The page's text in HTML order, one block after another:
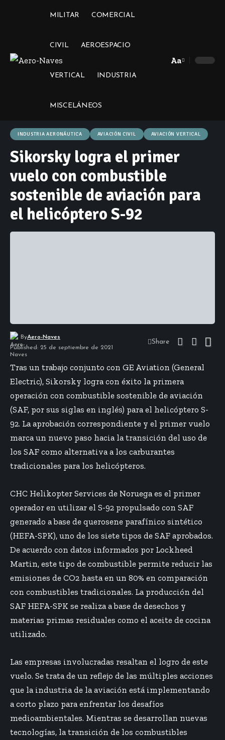
MILITAR COMERCIAL
CIVIL AEROESPACIO
VERTICAL INDUSTRIA
MISCELÁNEOS
Font
Aa
INDUSTRIA AERONÁUTICA AVIACIÓN CIVIL AVIACIÓN VERTICAL
Sikorsky logra el primer
vuelo con combustible
sostenible de aviación para
el helicóptero S-92
ByAero-Naves
Published: 25 de septiembre de 2021
Share
Tras un trabajo conjunto con GE Aviation (General
Electric), Sikorsky logra con éxito la primera
operación con combustible sostenible de aviación
(SAF, por sus siglas en inglés) para el helicóptero S-
92. La aprobación correspondiente y el primer vuelo
marca un nuevo paso hacia la transición del uso de
los SAF como alternativa a los carburantes
tradicionales para los helicópteros.
CHC Helikopter Services de Noruega es el primer
operador en utilizar el S-92 propulsado con SAF
generado a base de querosene parafínico sintético
(HEFA-SPK), uno de los siete tipos de SAF aprobados.
De acuerdo con datos informados por Lockheed
Martin, este tipo de combustible permite reducir las
emisiones de CO2 hasta en un 80% en comparación
con combustibles tradicionales. La producción del
SAF HEFA-SPK se realiza a base de desechos y
materias primas residuales como el aceite de cocina
utilizado.
Las empresas involucradas resaltan el logro de este
vuelo. Se trata de un reflejo de las múltiples acciones
que la industria de la aviación está implementando
a corto plazo para enfrentar los desafíos
medioambientales. Mientras se desarrollan nuevas
tecnologías, la transición de los combustibles